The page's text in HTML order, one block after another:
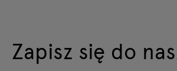
Zapisz się do